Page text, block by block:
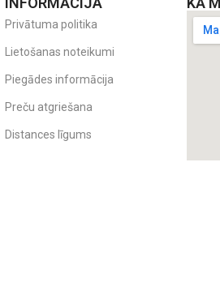
Privātuma politika
Lietošanas noteikumi
Piegādes informācija
Preču atgriešana
Distances līgums